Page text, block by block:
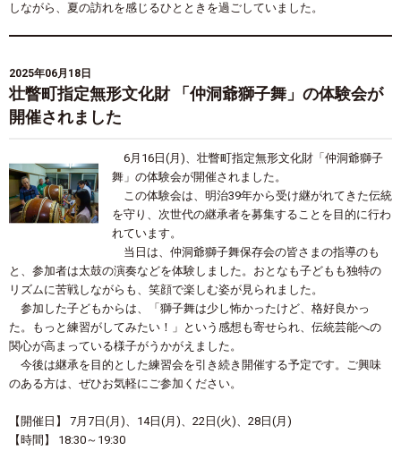
しながら、夏の訪れを感じるひとときを過ごしていました。
2025年06月18日
壮瞥町指定無形文化財 「仲洞爺獅子舞」の体験会が
開催されました
6月16日(月)、壮瞥町指定無形文化財「仲洞爺獅子
舞」の体験会が開催されました。
この体験会は、明治39年から受け継がれてきた伝統
を守り、次世代の継承者を募集することを目的に行わ
れています。
当日は、仲洞爺獅子舞保存会の皆さまの指導のも
と、参加者は太鼓の演奏などを体験しました。おとなも子どもも独特の
リズムに苦戦しながらも、笑顔で楽しむ姿が見られました。
参加した子どもからは、「獅子舞は少し怖かったけど、格好良かっ
た。もっと練習がしてみたい！」という感想も寄せられ、伝統芸能への
関心が高まっている様子がうかがえました。
今後は継承を目的とした練習会を引き続き開催する予定です。ご興味
のある方は、ぜひお気軽にご参加ください。
【開催日】 7月7日(月)、14日(月)、22日(火)、28日(月)
【時間】 18:30～19:30